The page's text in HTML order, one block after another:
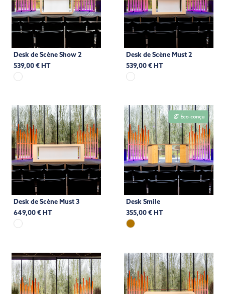
Desk de Scène Show 2
539,00 € HT
Desk de Scène Must 2
539,00 € HT
Desk de Scène Must 3
649,00 € HT
Desk Smile
355,00 € HT